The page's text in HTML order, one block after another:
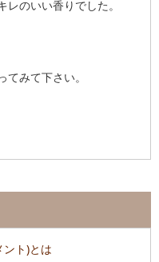
レのいい香りでした。
みて下さい。
ト)とは